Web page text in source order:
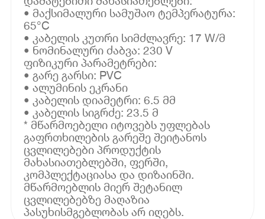
• მაქსიმალური სამუშაო ტემპერატურა:
65°C
• კაბელის კუთრი სიმძლავრე: 17 W/მ
• ნომინალური ძაბვა: 230 V
ფიზიკური პარამეტრები:
• გარე გარსი: PVC
• ალუმინის ეკრანი
• კაბელის დიამეტრი: 6.5 მმ
• კაბელის სიგრძე: 23.5 მ
* მწარმოებელი იტოვებს უფლებას
გაფრთხილების გარეშე შეიტანოს
ცვლილებები პროდუქტის
მახასიათებლებში, ფერში,
კომპლექტაციასა და დიზაინში.
მწარმოებლის მიერ შეტანილ
ცვლილებებზე მაღაზია
პასუხისმგებლობას არ იღებს.